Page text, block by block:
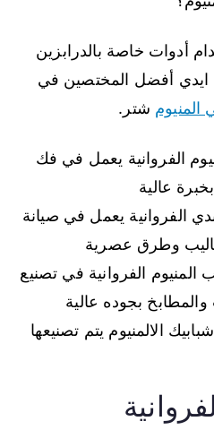
أدوات خاصة بالدرابزين
ايدي أفضل المختصين في
المنيوم شتر.
الفروانية يعمل في فك
عالية
الفروانية يعمل في صيانة
اساليب وطرق عصرية
الفروانية في تصنيع
بجوده عالية
الالمنيوم يتم تصنيعها